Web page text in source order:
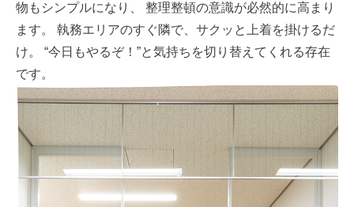
物もシンプルになり、 整理整頓の意識が必然的に⾼まり
ます。 執務エリアのすぐ隣で、サクッと上着を掛けるだ
け。 “今⽇もやるぞ！”と気持ちを切り替えてくれる存在
です。